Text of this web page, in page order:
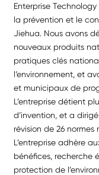
Enterprise
la prévention et le
Jiehua. Nous avons
nouveaux produits
pratiques clés
l’environnement, et
et municipaux de
L’entreprise détient
d’invention, et a
révision de 26 normes
L’entreprise adhère
bénéfices, recherche
protection de